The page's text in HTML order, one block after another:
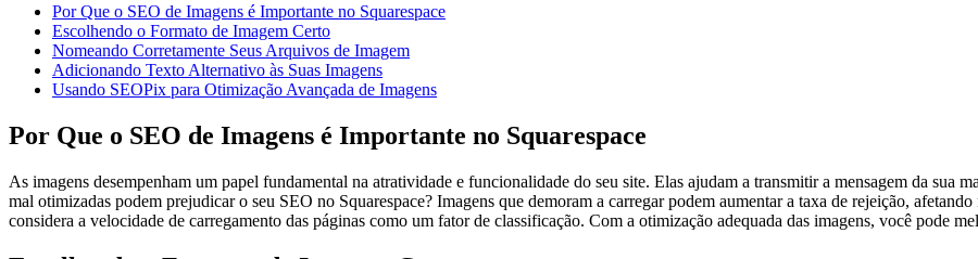
Por Que o SEO de Imagens é Importante no Squarespace
Escolhendo o Formato de Imagem Certo
Nomeando Corretamente Seus Arquivos de Imagem
Adicionando Texto Alternativo às Suas Imagens
Usando SEOPix para Otimização Avançada de Imagens
Por Que o SEO de Imagens é Importante no Squarespace
As imagens desempenham um papel fundamental na atratividade e funcionalidade do seu site. Elas ajudam a transmitir a mensagem da sua
mal otimizadas podem prejudicar o seu SEO no Squarespace? Imagens que demoram a carregar podem aumentar a taxa de rejeição,
considera a velocidade de carregamento das páginas como um fator de classificação. Com a otimização adequada das imagens, você pode